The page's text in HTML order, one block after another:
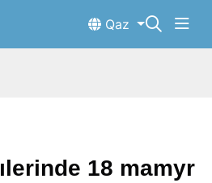
Qaz
18 mamyr